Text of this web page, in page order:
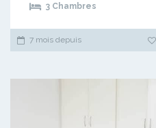
3 Chambres
7 mois depuis